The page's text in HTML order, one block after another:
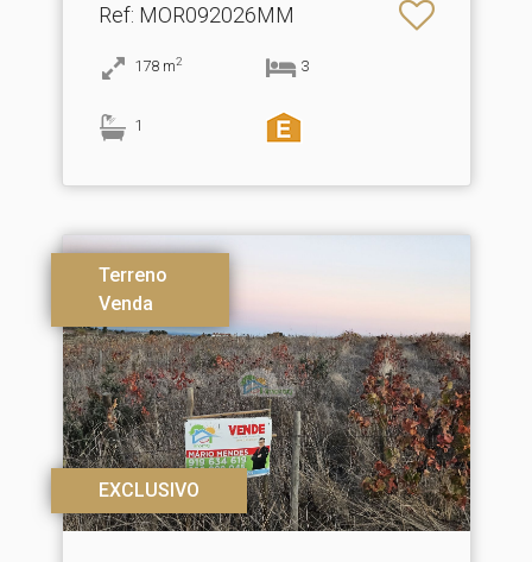
Ref: MOR092026MM
178 m2 3
1
Terreno
Venda
EXCLUSIVO